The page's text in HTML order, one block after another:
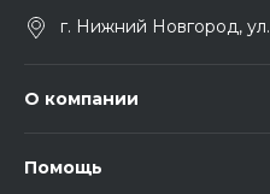
г. Нижний Новгород,
О компании
Помощь